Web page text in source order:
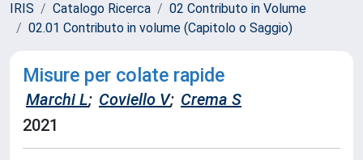
IRIS Catalogo Ricerca
02 Contributo in Volume
02.01 Contributo in volume (Capitolo o Saggio)
Misure per colate rapide
Marchi L; Coviello V; Crema S
2021